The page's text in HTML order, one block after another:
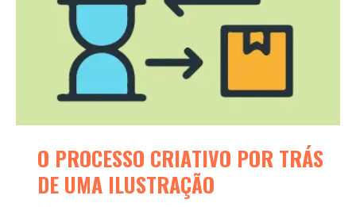
O PROCESSO CRIATIVO POR TRÁS
DE UMA ILUSTRAÇÃO